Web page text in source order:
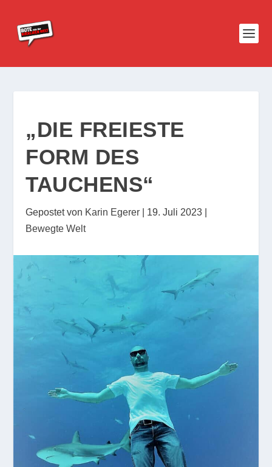
„DIE FREIESTE
FORM DES
TAUCHENS“
Gepostet von Karin Egerer 19. Juli 2023
Bewegte Welt